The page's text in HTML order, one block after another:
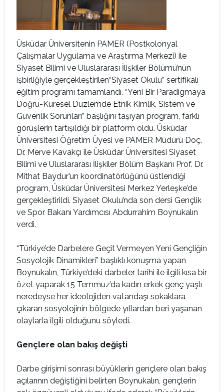
Üsküdar Üniversitenin PAMER (Postkolonyal
Çalışmalar Uygulama ve Araştırma Merkezi) ile
Siyaset Bilimi ve Uluslararası İlişkiler Bölümü’nün
işbirliğiyle gerçekleştirilen“Siyaset Okulu” sertifikalı
eğitim programı tamamlandı. “Yeni Bir Paradigmaya
Doğru-Küresel Düzlemde Etnik Kimlik, Sistem ve
Güvenlik Sorunları” başlığını taşıyan program, farklı
görüşlerin tartışıldığı bir platform oldu. Üsküdar
Üniversitesi Öğretim Üyesi ve PAMER Müdürü Doç.
Dr. Merve Kavakçı ile Üsküdar Üniversitesi Siyaset
Bilimi ve Uluslararası İlişkiler Bölüm Başkanı Prof. Dr.
Mithat Baydur’un koordinatörlüğünü üstlendiği
program, Üsküdar Üniversitesi Merkez Yerleşke’de
gerçekleştirildi. Siyaset Okulu’nda son dersi Gençlik
ve Spor Bakanı Yardımcısı Abdurrahim Boynukalın
verdi.
“Türkiye’de Darbelere Geçit Vermeyen Yeni Gençliğin
Sosyolojik Dinamikleri” başlıklı konuşma yapan
Boynukalın, Türkiye’deki darbeler tarihi ile ilgili kısa bir
özet yaparak 15 Temmuz’da kadın erkek genç yaşlı
neredeyse her ideolojiden vatandaşı sokaklara
çıkaran sosyolojinin bölgede yıllardan beri yaşanan
olaylarla ilgili olduğunu söyledi.
Gençlere olan bakış değişti
Darbe girişimi sonrası büyüklerin gençlere olan bakış
açılarının değiştiğini belirten Boynukalın, gençlerin